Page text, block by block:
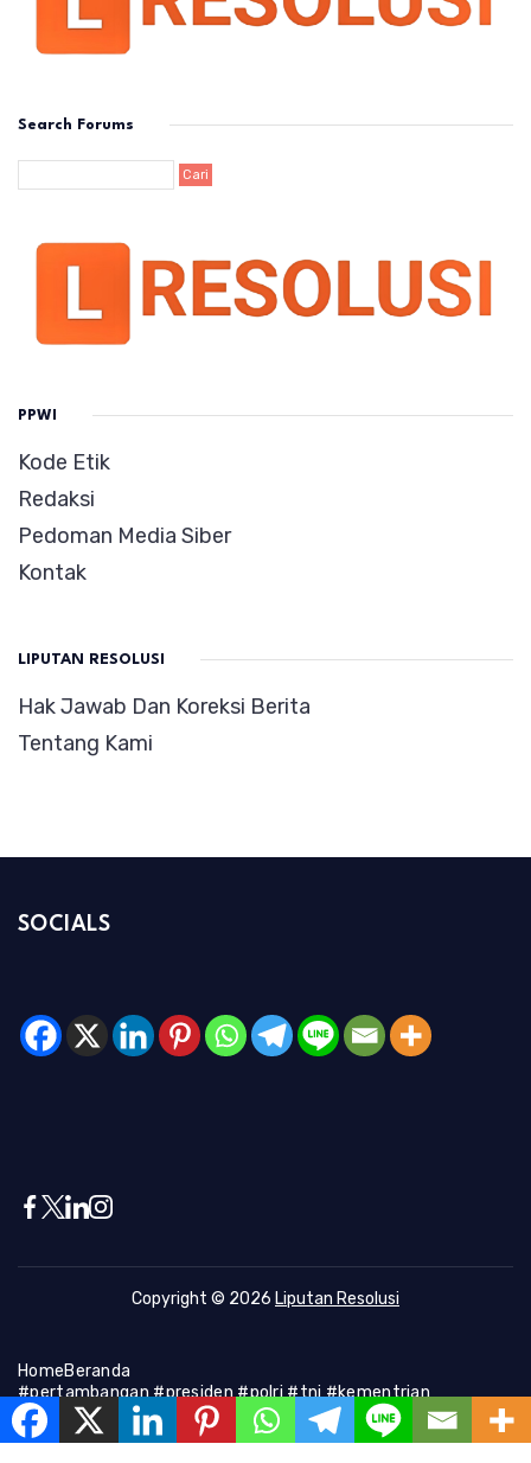
Search Forums
PPWI
Kode Etik
Redaksi
Pedoman Media Siber
Kontak
LIPUTAN RESOLUSI
Hak Jawab Dan Koreksi Berita
Tentang Kami
SOCIALS
Copyright © 2026 Liputan Resolusi
HomeBeranda
#pertambangan #presiden #polri #tni #kementrian
#presiden #Kapolri #indonesia